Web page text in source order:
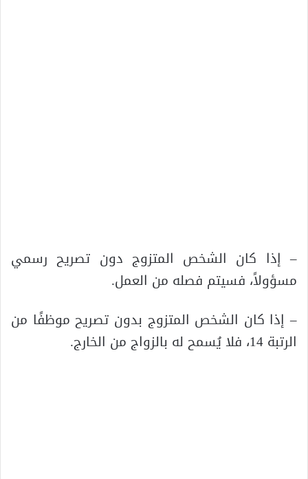
– إذا كان الشخص المتزوج دون تصريح رسمي
مسؤولاً، فسيتم فصله من العمل.
– إذا كان الشخص المتزوج بدون تصريح موظفًا من
الرتبة 14، فلا يُسمح له بالزواج من الخارج.